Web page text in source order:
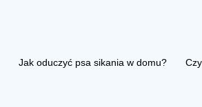
Jak oduczyć psa sikania w domu?